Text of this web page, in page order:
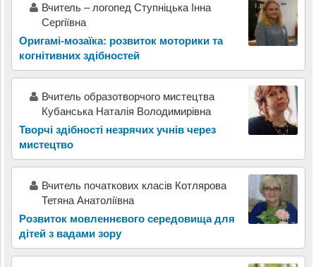
Вчитель – логопед Ступніцька Інна
Сергіївна
Оригамі-мозаїка: розвиток моторики та
когнітивних здібностей
Вчитель образотворчого мистецтва
Кубанська Наталія Володимирівна
Творчі здібності незрячих учнів через
мистецтво
Вчитель початкових класів Котлярова
Тетяна Анатоліївна
Розвиток мовленнєвого середовища для
дітей з вадами зору